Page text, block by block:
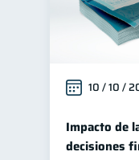
10 / 10 /
Impacto de
decisiones